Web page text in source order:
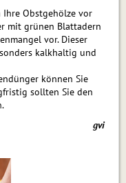
Ihre Obstgehölze vor
mit grünen Blattadern
vor. Dieser
kalkhaltig und
können Sie
sollten Sie den
gvi